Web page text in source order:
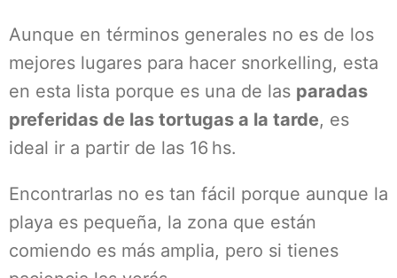
Aunque en términos generales no es de los
mejores lugares para hacer snorkelling, esta
en esta lista porque es una de las paradas
preferidas de las tortugas a la tarde, es
ideal ir a partir de las 16 hs.
Encontrarlas no es tan fácil porque aunque la
playa es pequeña, la zona que están
comiendo es más amplia, pero si tienes